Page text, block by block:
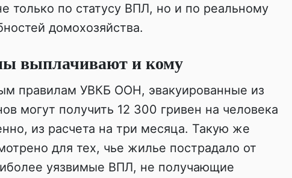
только по статусу ВПЛ, но и по реальному
домохозяйства.
выплачивают и кому
правилам УВКБ ООН, эвакуированные из
могут получить 12 300 гривен на человека
из расчета на три месяца. Такую же
для тех, чье жилье пострадало от
уязвимые ВПЛ, не получающие